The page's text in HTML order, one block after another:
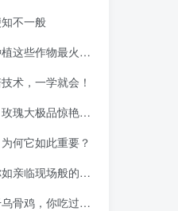
不一般
些作物最火爆！
术，一学就会！
极品惊艳登场！
何它如此重要？
临现场般的感受
鸡，你吃过吗？
不一般
些作物最火爆！
术，一学就会！
极品惊艳登场！
何它如此重要？
临现场般的感受
鸡，你吃过吗？